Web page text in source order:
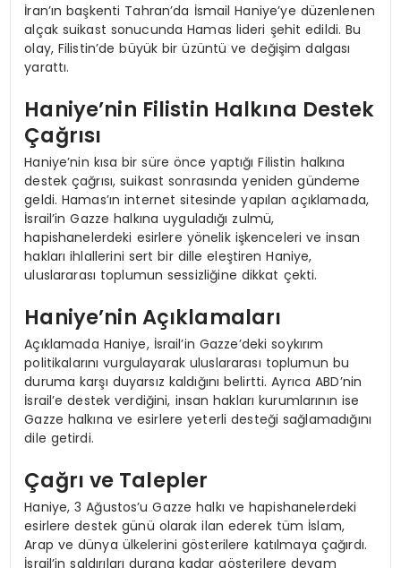
İran’ın başkenti Tahran’da İsmail Haniye’ye düzenlenen
alçak suikast sonucunda Hamas lideri şehit edildi. Bu
olay, Filistin’de büyük bir üzüntü ve değişim dalgası
yarattı.
Haniye’nin Filistin Halkına Destek
Çağrısı
Haniye’nin kısa bir süre önce yaptığı Filistin halkına
destek çağrısı, suikast sonrasında yeniden gündeme
geldi. Hamas’ın internet sitesinde yapılan açıklamada,
İsrail’in Gazze halkına uyguladığı zulmü,
hapishanelerdeki esirlere yönelik işkenceleri ve insan
hakları ihlallerini sert bir dille eleştiren Haniye,
uluslararası toplumun sessizliğine dikkat çekti.
Haniye’nin Açıklamaları
Açıklamada Haniye, İsrail’in Gazze’deki soykırım
politikalarını vurgulayarak uluslararası toplumun bu
duruma karşı duyarsız kaldığını belirtti. Ayrıca ABD’nin
İsrail’e destek verdiğini, insan hakları kurumlarının ise
Gazze halkına ve esirlere yeterli desteği sağlamadığını
dile getirdi.
Çağrı ve Talepler
Haniye, 3 Ağustos’u Gazze halkı ve hapishanelerdeki
esirlere destek günü olarak ilan ederek tüm İslam,
Arap ve dünya ülkelerini gösterilere katılmaya çağırdı.
İsrail’in saldırıları durana kadar gösterilere devam